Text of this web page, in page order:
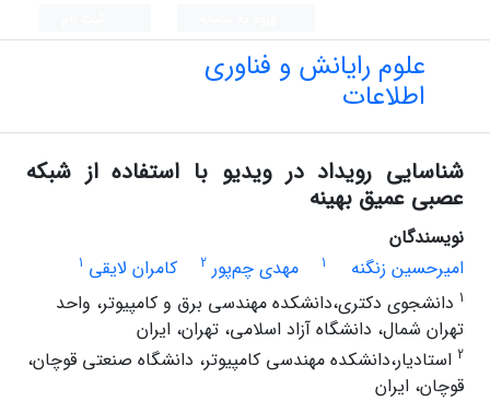
علوم رایانش و فناوری
اطلاعات
شناسایی رویداد در ویدیو با استفاده از شبکه
عصبی عمیق بهینه
نویسندگان
امیرحسین زنگنه
1 مهدی چم‌پور 2 کامران لایقی 1
1 دانشجوی دکتری،دانشکده مهندسی برق و کامپیوتر، واحد
تهران شمال، دانشگاه آزاد اسلامی، تهران، ایران
2 استادیار،دانشکده مهندسی کامپیوتر، دانشگاه صنعتی قوچان،
قوچان، ایران